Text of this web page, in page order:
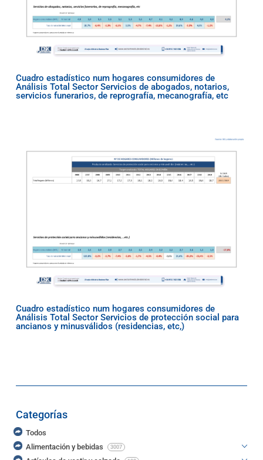
Cuadro estadístico num hogares consumidores de
Análisis Total Sector Servicios de abogados, notarios,
servicios funerarios, de reprografía, mecanografía, etc
Cuadro estadístico num hogares consumidores de
Análisis Total Sector Servicios de protección social para
ancianos y minusválidos (residencias, etc,)
Categorías
Todos
Alimentación y bebidas
3007